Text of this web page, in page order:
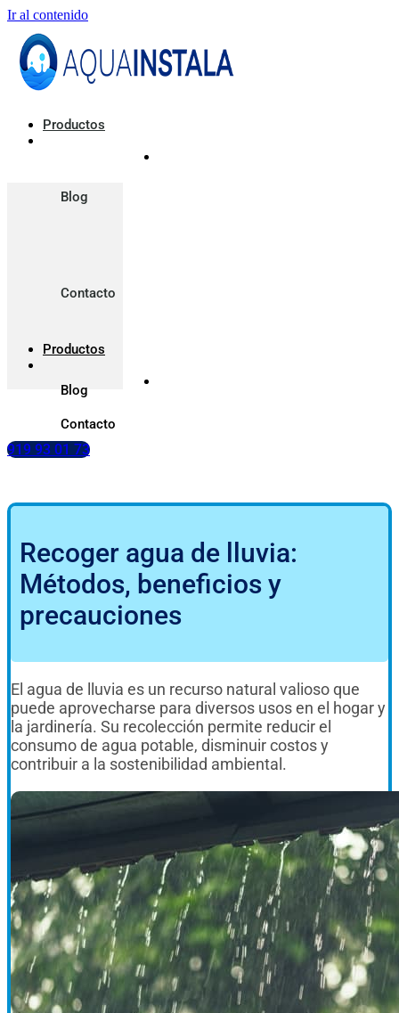
Ir al contenido
Productos
Blog
Contacto
Productos
Blog
Contacto
919 93 01 73
Recoger agua de lluvia:
Métodos, beneficios y
precauciones
El agua de lluvia es un recurso natural valioso que
puede aprovecharse para diversos usos en el hogar y
la jardinería. Su recolección permite reducir el
consumo de agua potable, disminuir costos y
contribuir a la sostenibilidad ambiental.